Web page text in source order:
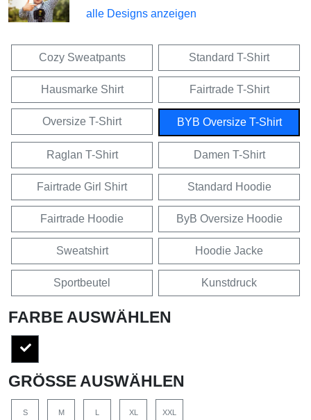
alle Designs anzeigen
Cozy Sweatpants Standard T-Shirt
Hausmarke Shirt Fairtrade T-Shirt
Oversize T-Shirt BYB Oversize T-Shirt
Raglan T-Shirt Damen T-Shirt
Fairtrade Girl Shirt Standard Hoodie
Fairtrade Hoodie ByB Oversize Hoodie
Sweatshirt Hoodie Jacke
Sportbeutel Kunstdruck
FARBE AUSWÄHLEN
GRÖSSE AUSWÄHLEN
S M XL XXL